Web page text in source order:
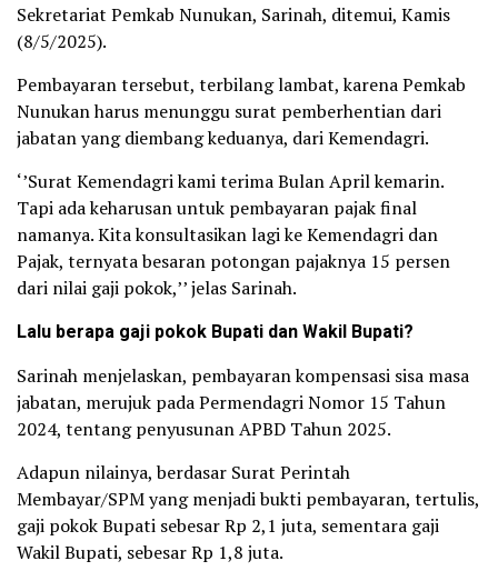
Sekretariat Pemkab Nunukan, Sarinah, ditemui, Kamis
(8/5/2025).
Pembayaran tersebut, terbilang lambat, karena Pemkab
Nunukan harus menunggu surat pemberhentian dari
jabatan yang diembang keduanya, dari Kemendagri.
‘’Surat Kemendagri kami terima Bulan April kemarin.
Tapi ada keharusan untuk pembayaran pajak final
namanya. Kita konsultasikan lagi ke Kemendagri dan
Pajak, ternyata besaran potongan pajaknya 15 persen
dari nilai gaji pokok,’’ jelas Sarinah.
Lalu berapa gaji pokok Bupati dan Wakil Bupati?
Sarinah menjelaskan, pembayaran kompensasi sisa masa
jabatan, merujuk pada Permendagri Nomor 15 Tahun
2024, tentang penyusunan APBD Tahun 2025.
Adapun nilainya, berdasar Surat Perintah
Membayar/SPM yang menjadi bukti pembayaran, tertulis,
gaji pokok Bupati sebesar Rp 2,1 juta, sementara gaji
Wakil Bupati, sebesar Rp 1,8 juta.